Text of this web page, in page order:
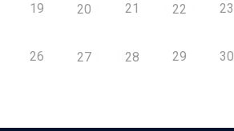
19 20 21 22 23
26 27 28 29 30